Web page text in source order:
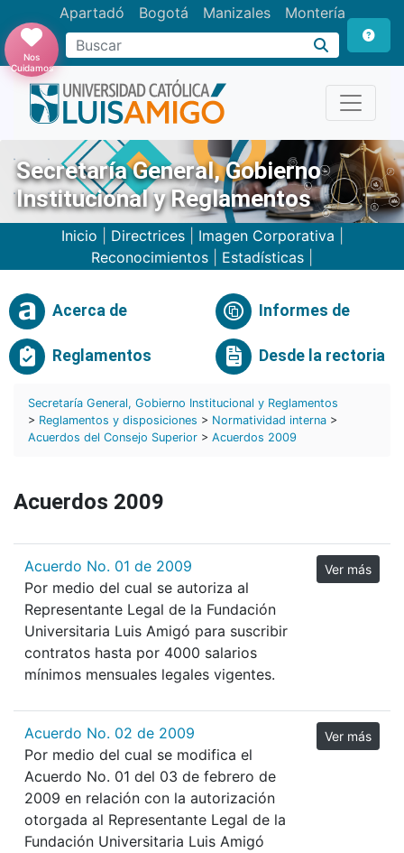
Apartadó Bogotá Manizales Montería
Buscar
Nos
Cuidamos
Secretaría General, Gobierno
Institucional y Reglamentos
Inicio Directrices| Imagen Corporativa
Reconocimientos
Estadísticas
Acerca de Informes de
Reglamentos Desde la rectoria
Secretaría General, Gobierno Institucional y Reglamentos
> Reglamentos y disposiciones > Normatividad interna >
Acuerdos del Consejo Superior > Acuerdos 2009
Acuerdos 2009
Acuerdo No. 01 de 2009
Por medio del cual se autoriza al
Representante Legal de la Fundación
Universitaria Luis Amigó para suscribir
contratos hasta por 4000 salarios
mínimos mensuales legales vigentes.
Ver más
Acuerdo No. 02 de 2009
Por medio del cual se modifica el
Acuerdo No. 01 del 03 de febrero de
2009 en relación con la autorización
otorgada al Representante Legal de la
Fundación Universitaria Luis Amigó
Ver más